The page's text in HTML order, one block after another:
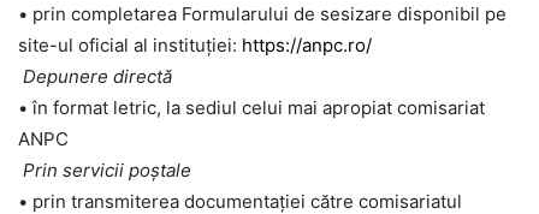
• prin completarea Formularului de sesizare disponibil pe
site-ul oficial al instituției: https://anpc.ro/
Depunere directă
• în format letric, la sediul celui mai apropiat comisariat
ANPC
Prin servicii poștale
• prin transmiterea documentației către comisariatul